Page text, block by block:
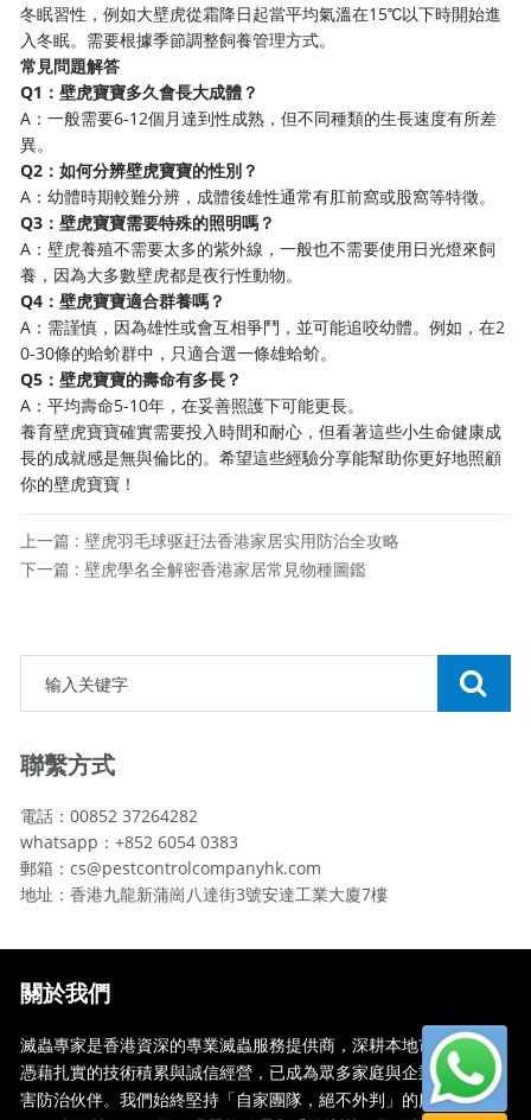
冬眠習性，例如大壁虎從霜降日起當平均氣溫在15℃以下時開始進
入冬眠。需要根據季節調整飼養管理方式。
常見問題解答
Q1：壁虎寶寶多久會長大成體？
A：一般需要6-12個月達到性成熟，但不同種類的生長速度有所差
異。
Q2：如何分辨壁虎寶寶的性別？
A：幼體時期較難分辨，成體後雄性通常有肛前窩或股窩等特徵。
Q3：壁虎寶寶需要特殊的照明嗎？
A：壁虎養殖不需要太多的紫外線，一般也不需要使用日光燈來飼
養，因為大多數壁虎都是夜行性動物。
Q4：壁虎寶寶適合群養嗎？
A：需謹慎，因為雄性或會互相爭鬥，並可能追咬幼體。例如，在2
0-30條的蛤蚧群中，只適合選一條雄蛤蚧。
Q5：壁虎寶寶的壽命有多長？
A：平均壽命5-10年，在妥善照護下可能更長。
養育壁虎寶寶確實需要投入時間和耐心，但看著這些小生命健康成
長的成就感是無與倫比的。希望這些經驗分享能幫助你更好地照顧
你的壁虎寶寶！
上一篇 : 壁虎羽毛球驱赶法香港家居实用防治全攻略
下一篇 : 壁虎學名全解密香港家居常見物種圖鑑
聯繫方式
電話：00852 37264282
whatsapp：+852 6054 0383
郵箱：cs@pestcontrolcompanyhk.com
地址：香港九龍新蒲崗八達街3號安達工業大廈7樓
關於我們
滅蟲專家是香港資深的專業滅蟲服務提供商，深耕本地市場多年，
憑藉扎實的技術積累與誠信經營，已成為眾多家庭與企業信賴的蟲
害防治伙伴。我們始終堅持「自家團隊，絕不外判」的服務承諾